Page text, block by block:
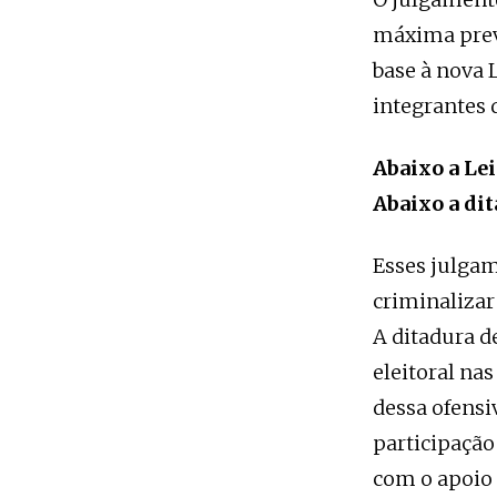
máxima
base à nova
integrantes
Abaixo a
Abaixo a
Esses
criminalizar
A ditadura
eleitoral nas
dessa
participação
com o apoio